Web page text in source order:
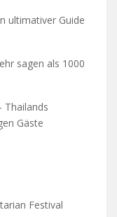
ultimativer Guide
sagen als 1000
Thailands
Gäste
Festival